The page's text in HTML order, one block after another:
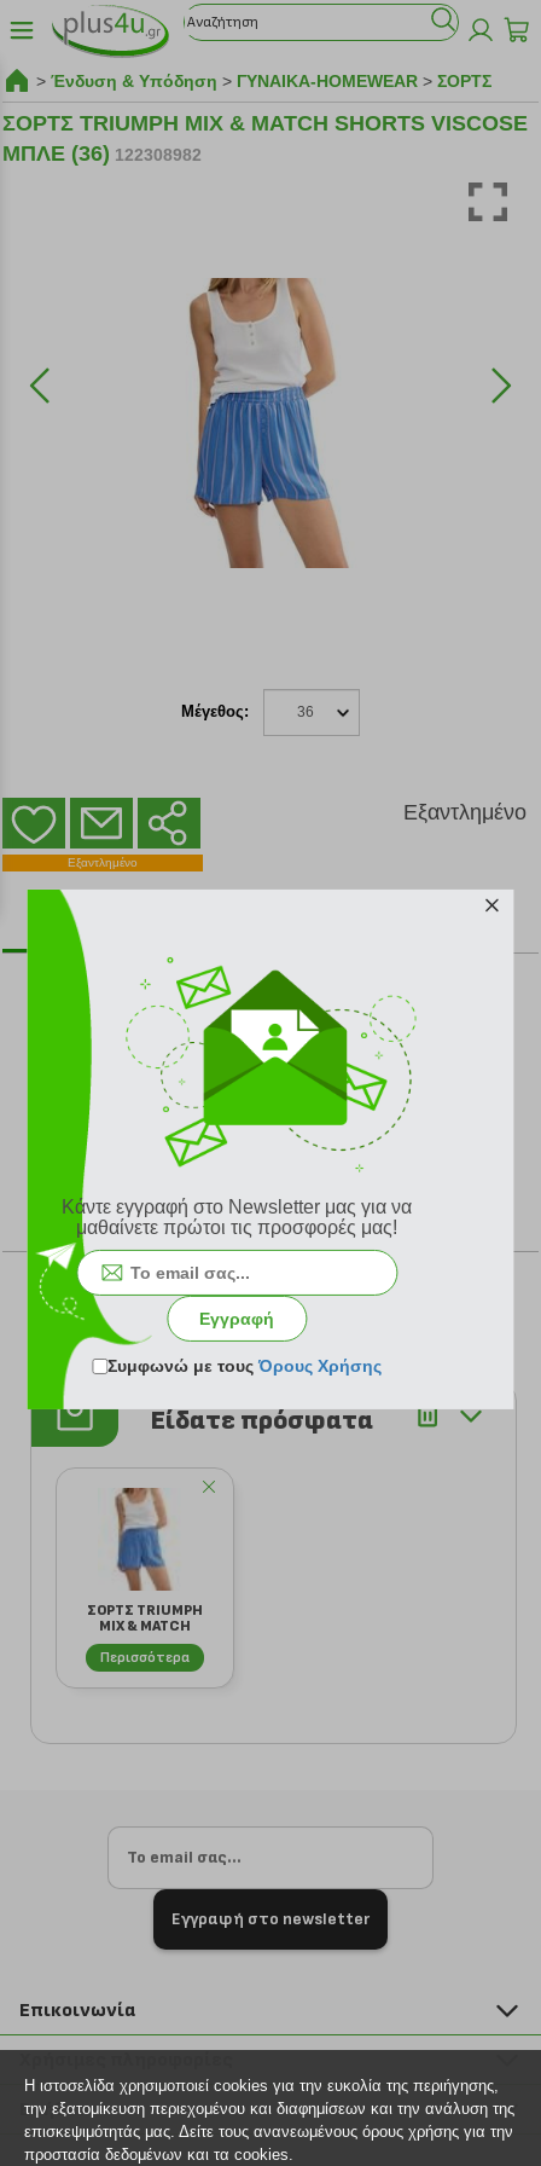
> Ένδυση & Υπόδηση > ΓΥΝΑΙΚΑ-HOMEWEAR > ΣΟΡΤΣ
ΣΟΡΤΣ TRIUMPH MIX & MATCH SHORTS VISCOSE
ΜΠΛΕ (36) 122308982
Μέγεθος: 36
Εξαντλημένο
Εξαντλημένο
ΠΕΡΙΓΡΑΦΗ
Shorts τύπου μπόξερ με χαλαρή, άνετη εφαρμογή.
Μαλακή, ελαστική μέση.
Κομψές λεπτομέρειες με κουμπιά.
Ελαφρύ ύφασμα που αναπνέει, με βαμμένο νήμα.
ΨΗΦΙΣΤΕ
Σύνολο Ψήφων: 0
Είδατε πρόσφατα
ΣΟΡΤΣ TRIUMPH
MIX & MATCH
SHORTS VISCOSE
ΜΠΛΕ
Περισσότερα
Εγγραφή στο newsletter
Επικοινωνία
211 2000 700
info@plus4u.gr
Η εταιρία
Σημεία παραλαβής
Βοήθεια
Εξέλιξη παραγγελίας
Κάντε εγγραφή στο Newsletter μας για να
μαθαίνετε πρώτοι τις προσφορές μας!
Εγγραφή
Συμφωνώ με τουςΌρους Χρήσης
Η ιστοσελίδα χρησιμοποιεί cookies για την ευκολία της περιήγησης,
την εξατομίκευση περιεχομένου και διαφημίσεων και την ανάλυση της
επισκεψιμότητάς μας. Δείτε τους ανανεωμένους όρους χρήσης για την
προστασία δεδομένων και τα cookies.